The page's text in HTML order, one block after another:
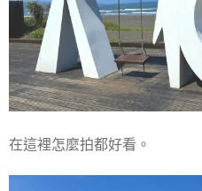
在這裡怎麼拍都好看。